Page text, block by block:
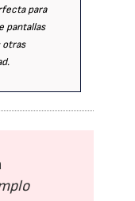
para
pantallas
otras